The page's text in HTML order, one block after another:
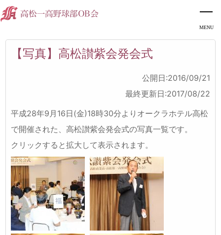
【写真】高松讃紫会発会式
公開日:2016/09/21
最終更新日:2017/08/22
平成28年9月16日(金)18時30分よりオークラホテル高松
で開催された、高松讃紫会発会式の写真一覧です。
クリックすると拡大して表示されます。